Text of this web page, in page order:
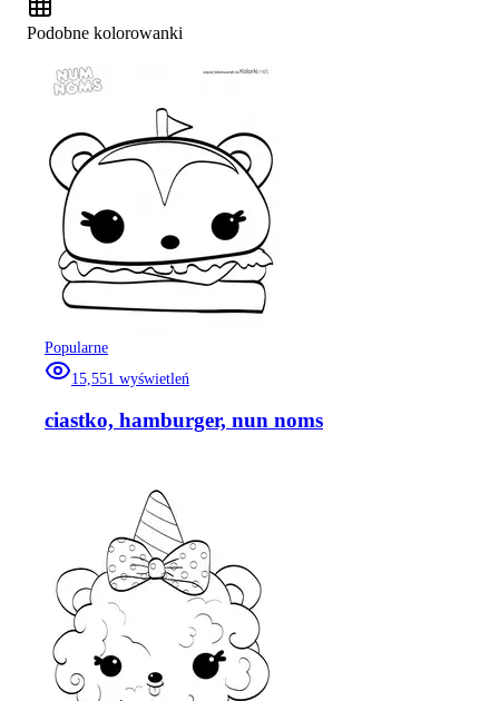
Podobne kolorowanki
Popularne
15,551 wyświetleń
ciastko, hamburger, nun noms